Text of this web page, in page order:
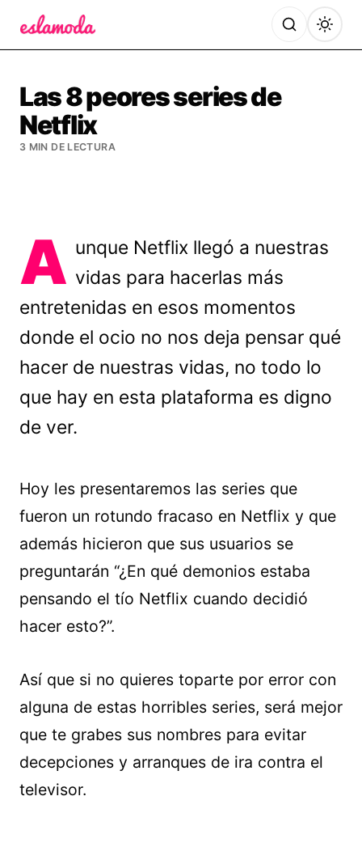
Las 8 peores series de
Netflix
3 MIN DE LECTURA
A unque Netflix llegó a nuestras
vidas para hacerlas más
entretenidas en esos momentos
donde el ocio no nos deja pensar qué
hacer de nuestras vidas, no todo lo
que hay en esta plataforma es digno
de ver.
Hoy les presentaremos las series que
fueron un rotundo fracaso en Netflix y que
además hicieron que sus usuarios se
preguntarán “¿En qué demonios estaba
pensando el tío Netflix cuando decidió
hacer esto?”.
Así que si no quieres toparte por error con
alguna de estas horribles series, será mejor
que te grabes sus nombres para evitar
decepciones y arranques de ira contra el
televisor.